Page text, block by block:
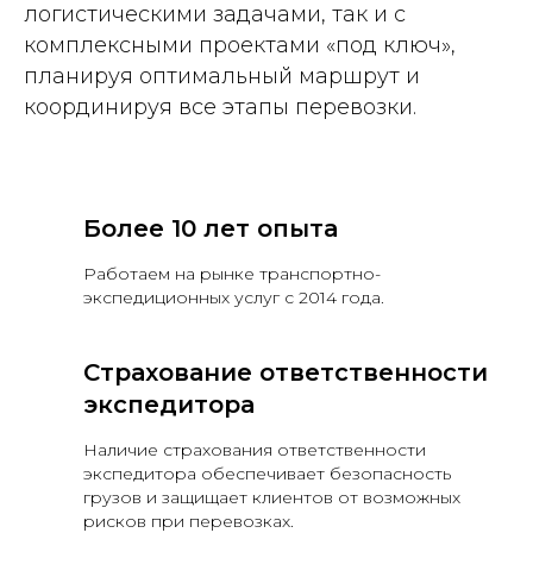
логистическими задачами, так и с
комплексными проектами «под ключ»,
планируя оптимальный маршрут и
координируя все этапы перевозки.
Более 10 лет опыта
Работаем на рынке транспортно-
экспедиционных услуг с 2014 года.
Страхование ответственности
экспедитора
Наличие страхования ответственности
экспедитора обеспечивает безопасность
грузов и защищает клиентов от возможных
рисков при перевозках.